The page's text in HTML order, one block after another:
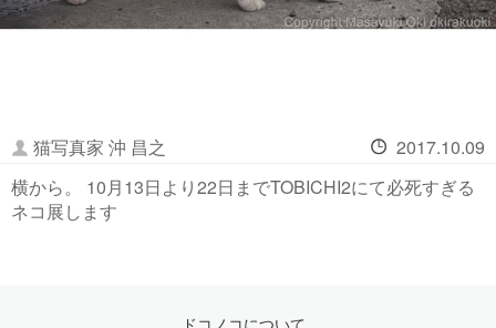
猫写真家 沖 昌之
2017.10.09
横から。 10月13日より22日までTOBICHI2にて必死すぎる
ネコ展します